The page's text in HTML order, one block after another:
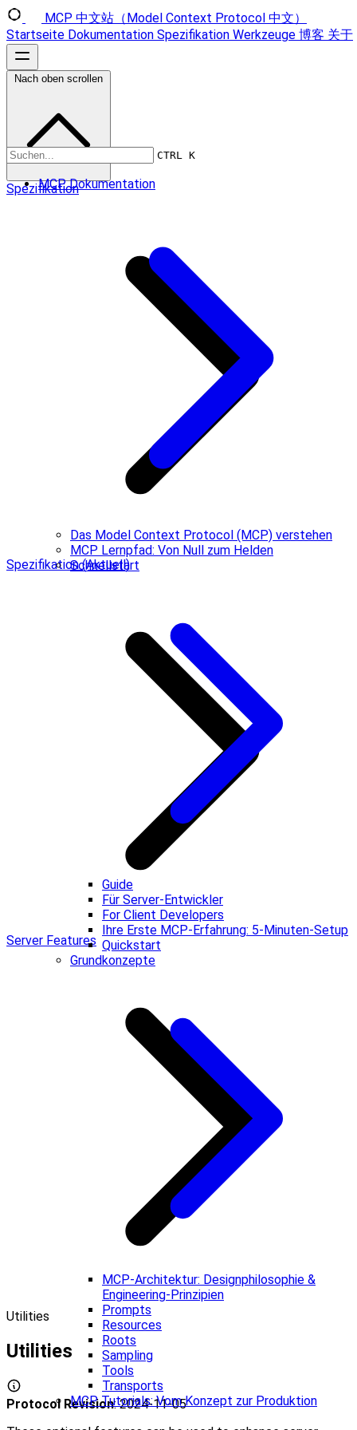
MCP 中文站（Model Context Protocol 中文）
Startseite Dokumentation Spezifikation Werkzeuge 博客 关于
CTRL K
MCP Dokumentation
Das Model Context Protocol (MCP) verstehen
MCP Lernpfad: Von Null zum Helden
Schnellstart
Guide
Für Server-Entwickler
For Client Developers
Ihre Erste MCP-Erfahrung: 5-Minuten-Setup
Quickstart
Grundkonzepte
MCP-Architektur: Designphilosophie &
Engineering-Prinzipien
Prompts
Resources
Roots
Sampling
Tools
Transports
MCP Tutorials: Vom Konzept zur Produktion
Nach oben scrollen
Spezifikation
Spezifikation (Aktuell)
Server Features
Utilities
Utilities
Protocol Revision: 2024-11-05